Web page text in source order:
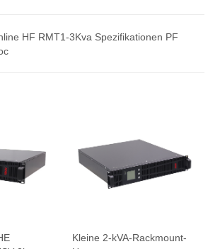
HF RMT1-3Kva Spezifikationen PF
Kleine 2-kVA-Rackmount-